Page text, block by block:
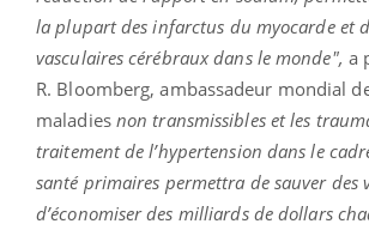
la plupart des infarctus du myocarde et
vasculaires cérébraux dans le monde", a
R. Bloomberg, ambassadeur mondial
maladies non transmissibleset les
traitement de l’hypertension dans le
santé primaires permettra de sauver des
d’économiser des milliards de dollars